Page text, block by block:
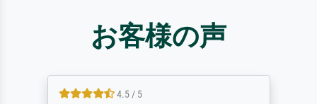
お客様の声
4.5 / 5